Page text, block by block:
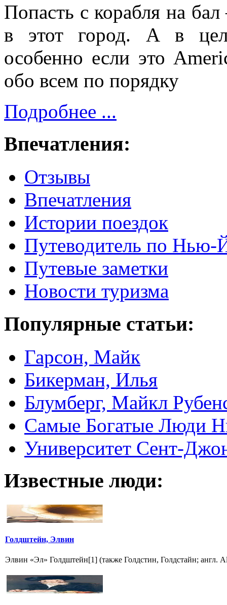
Попасть с корабля на
в этот город. А в
особенно если это
обо всем по порядку
Подробнее ...
Впечатления:
Отзывы
Впечатления
Истории поездок
Путеводитель по Нью-
Путевые заметки
Новости туризма
Популярные статьи:
Гарсон, Майк
Бикерман, Илья
Блумберг, Майкл
Самые Богатые Люди
Университет Сент-
Известные люди:
Голдштейн, Элвин
Элвин «Эл» Голдштейн[1] (также Голдстин, Голдстайн; англ.